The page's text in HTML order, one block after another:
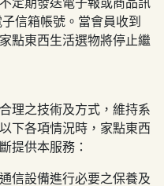
信箱帳號。當會員收到
家點東西生活選物將停止繼
理之技術及方式，維持系
下各項情況時， 家點東西
提供本服務：
信設備進行必要之保養及